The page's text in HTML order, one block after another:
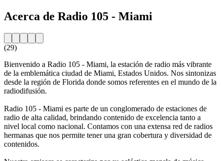
Acerca de Radio 105 - Miami
(29)
Bienvenido a Radio 105 - Miami, la estación de radio más vibrante
de la emblemática ciudad de Miami, Estados Unidos. Nos sintonizas
desde la región de Florida donde somos referentes en el mundo de la
radiodifusión.
Radio 105 - Miami es parte de un conglomerado de estaciones de
radio de alta calidad, brindando contenido de excelencia tanto a
nivel local como nacional. Contamos con una extensa red de radios
hermanas que nos permite tener una gran cobertura y diversidad de
contenidos.